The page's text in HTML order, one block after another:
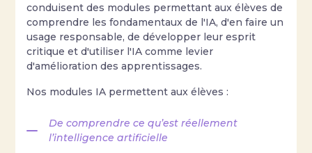
conduisent des modules permettant aux élèves de
comprendre les fondamentaux de l'IA, d'en faire un
usage responsable, de développer leur esprit
critique et d'utiliser l'IA comme levier
d'amélioration des apprentissages.
Nos modules IA permettent aux élèves :
De comprendre ce qu’est réellement
l’intelligence artificielle